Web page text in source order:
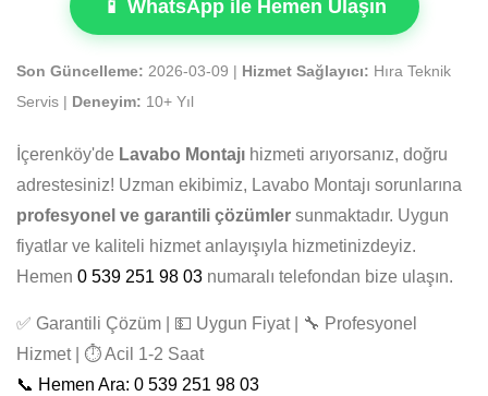
📱 WhatsApp ile Hemen Ulaşın
Son Güncelleme: 2026-03-09 | Hizmet Sağlayıcı: Hıra Teknik
Servis |
Deneyim: 10+ Yıl
İçerenköy'de Lavabo Montajı hizmeti arıyorsanız, doğru
adrestesiniz! Uzman ekibimiz, Lavabo Montajı sorunlarına
profesyonel ve garantili çözümler sunmaktadır. Uygun
fiyatlar ve kaliteli hizmet anlayışıyla hizmetinizdeyiz.
Hemen 0 539 251 98 03 numaralı telefondan bize ulaşın.
✅ Garantili Çözüm | 💵 Uygun Fiyat | 🔧 Profesyonel
Hizmet | ⏱️ Acil 1-2 Saat
📞 Hemen Ara: 0 539 251 98 03